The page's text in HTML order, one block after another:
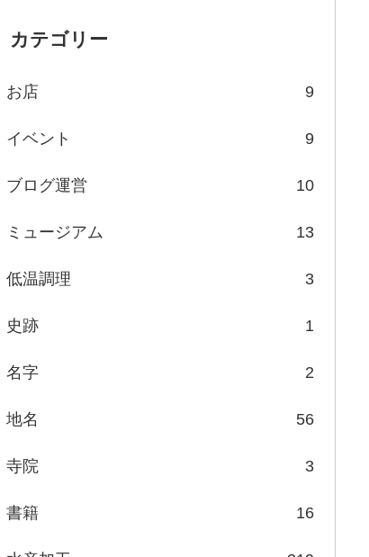
カテゴリー
お店 9
イベント 9
ブログ運営 10
ミュージアム 13
低温調理 3
史跡 1
名字 2
地名 56
寺院 3
書籍 16